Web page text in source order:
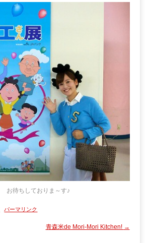
お待ちしておりま～す♪
パーマリンク
青森米de Mori-Mori Kitchen! →